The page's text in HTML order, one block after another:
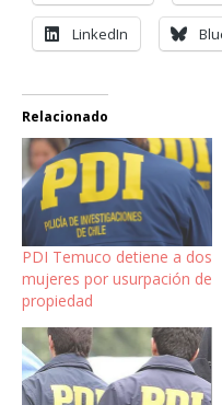
LinkedIn
Relacionado
PDI Temuco detiene a dos
mujeres por usurpación de
propiedad